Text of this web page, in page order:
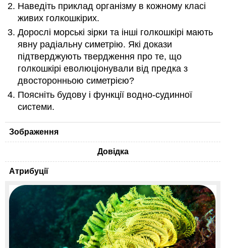
Наведіть приклад організму в кожному класі
живих голкошкірих.
Дорослі морські зірки та інші голкошкірі мають
явну радіальну симетрію. Які докази
підтверджують твердження про те, що
голкошкірі еволюціонували від предка з
двосторонньою симетрією?
Поясніть будову і функції водно-судинної
системи.
Зображення
Довідка
Атрибуції